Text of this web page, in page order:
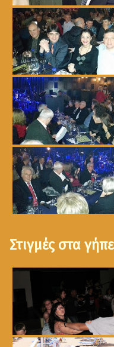
Στιγμές στα